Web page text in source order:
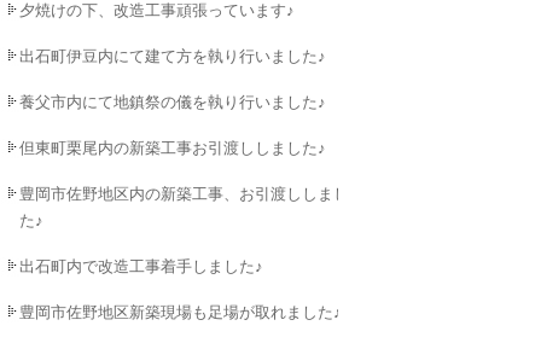
夕焼けの下、改造工事頑張っています♪
出石町伊豆内にて建て方を執り行いました♪
養父市内にて地鎮祭の儀を執り行いました♪
但東町栗尾内の新築工事お引渡ししました♪
豊岡市佐野地区内の新築工事、お引渡ししまし
た♪
出石町内で改造工事着手しました♪
豊岡市佐野地区新築現場も足場が取れました♪